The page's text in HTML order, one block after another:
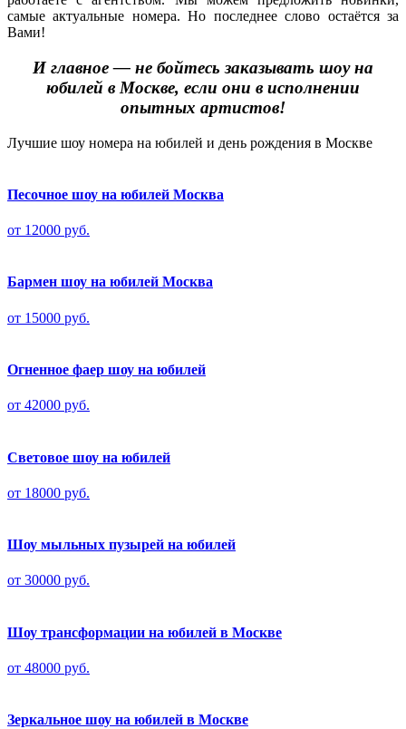
самые актуальные номера. Но последнее слово остаётся за
Вами!
И главное — не бойтесь заказывать шоу на
юбилей в Москве, если они в исполнении
опытных артистов!
Лучшие шоу номера на юбилей и день рождения в Москве
Песочное шоу на юбилей Москва
от 12000 руб.
Бармен шоу на юбилей Москва
от 15000 руб.
Огненное фаер шоу на юбилей
от 42000 руб.
Световое шоу на юбилей
от 18000 руб.
Шоу мыльных пузырей на юбилей
от 30000 руб.
Шоу трансформации на юбилей в Москве
от 48000 руб.
Зеркальное шоу на юбилей в Москве